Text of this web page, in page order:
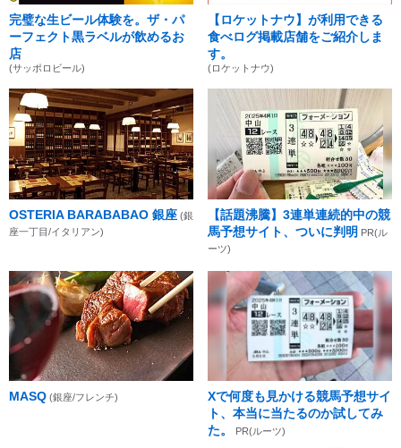
完璧な生ビール体験を。ザ・パ
ーフェクト黒ラベルが飲めるお
店
(サッポロビール)
【ロケットナウ】が利用できる
食べログ掲載店舗をご紹介しま
す。
(ロケットナウ)
OSTERIA BARABABAO 銀座 (銀
座一丁目/イタリアン)
【話題沸騰】3連単連続的中の競
馬予想サイト、ついに判明 PR(ル
ーツ)
MASQ (銀座/フレンチ)
Xで何度も見かける競馬予想サイ
ト、本当に当たるのか試してみ
た。
PR(ルーツ)